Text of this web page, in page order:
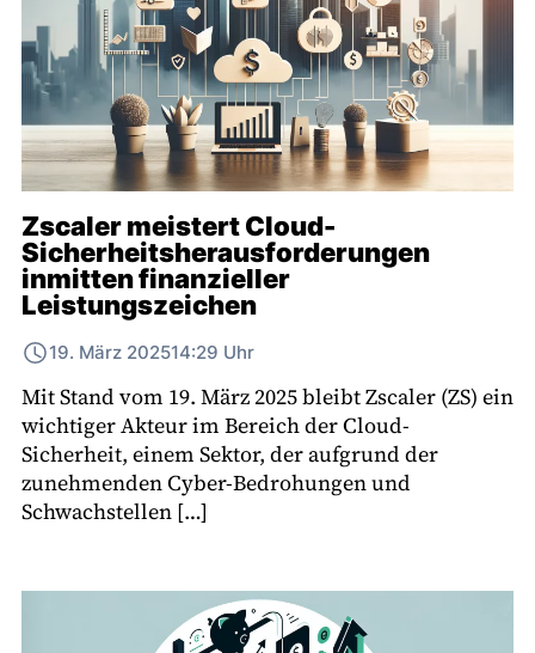
Zscaler meistert Cloud-
Sicherheitsherausforderungen
inmitten finanzieller
Leistungszeichen
19. März 202514:29 Uhr
Mit Stand vom 19. März 2025 bleibt Zscaler (ZS) ein
wichtiger Akteur im Bereich der Cloud-
Sicherheit, einem Sektor, der aufgrund der
zunehmenden Cyber-Bedrohungen und
Schwachstellen […]